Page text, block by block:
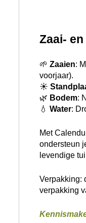
Zaai-
🌱 Zaaien:
voorjaar).
☀
🌿 Bodem:
💧 Water:
Met
ondersteun
levendige
Verpakking:
verpakking